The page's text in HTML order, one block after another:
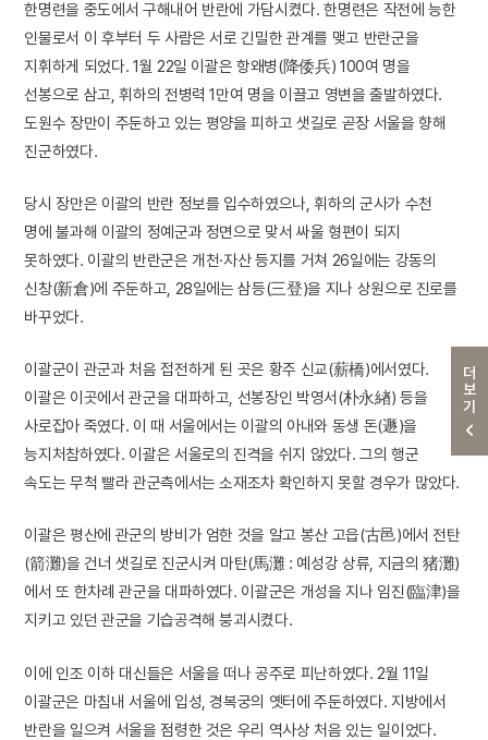
더보기
한명련을 중도에서 구해내어 반란에 가담시켰다. 한명련은 작전에 능한
인물로서 이 후부터 두 사람은 서로 긴밀한 관계를 맺고 반란군을
지휘하게 되었다. 1월 22일 이괄은 항왜병(降倭兵) 100여 명을
선봉으로 삼고, 휘하의 전병력 1만여 명을 이끌고 영변을 출발하였다.
도원수 장만이 주둔하고 있는 평양을 피하고 샛길로 곧장 서울을 향해
진군하였다.
당시 장만은 이괄의 반란 정보를 입수하였으나, 휘하의 군사가 수천
명에 불과해 이괄의 정예군과 정면으로 맞서 싸울 형편이 되지
못하였다. 이괄의 반란군은 개천·자산 등지를 거쳐 26일에는 강동의
신창(新倉)에 주둔하고, 28일에는 삼등(三登)을 지나 상원으로 진로를
바꾸었다.
이괄군이 관군과 처음 접전하게 된 곳은 황주 신교(薪橋)에서였다.
이괄은 이곳에서 관군을 대파하고, 선봉장인 박영서(朴永緖) 등을
사로잡아 죽였다. 이 때 서울에서는 이괄의 아내와 동생 돈(遯)을
능지처참하였다. 이괄은 서울로의 진격을 쉬지 않았다. 그의 행군
속도는 무척 빨라 관군측에서는 소재조차 확인하지 못할 경우가 많았다.
이괄은 평산에 관군의 방비가 엄한 것을 알고 봉산 고읍(古邑)에서 전탄
(箭灘)을 건너 샛길로 진군시켜 마탄(馬灘 : 예성강 상류, 지금의 猪灘)
에서 또 한차례 관군을 대파하였다. 이괄군은 개성을 지나 임진(臨津)을
지키고 있던 관군을 기습공격해 붕괴시켰다.
이에 인조 이하 대신들은 서울을 떠나 공주로 피난하였다. 2월 11일
이괄군은 마침내 서울에 입성, 경복궁의 옛터에 주둔하였다. 지방에서
반란을 일으켜 서울을 점령한 것은 우리 역사상 처음 있는 일이었다.